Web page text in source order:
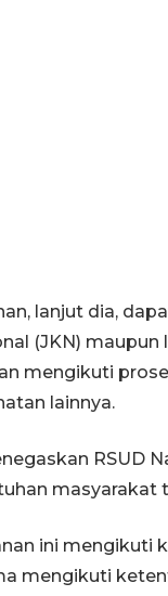
lanjut dia,
(JKN)
mengikuti
lainnya.
RSUD
masyarakat
ini mengikuti
mengikuti